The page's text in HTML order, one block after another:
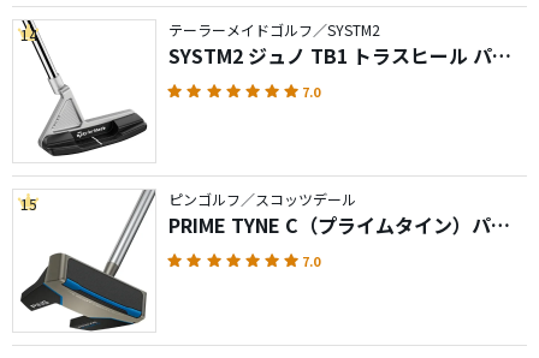
14 テーラーメイドゴルフ／SYSTM2
SYSTM2 ジュノ TB1 トラスヒール パタ
ー
7.0
15 ピンゴルフ／スコッツデール
PRIME TYNE C（プライムタイン）パタ
ー
7.0